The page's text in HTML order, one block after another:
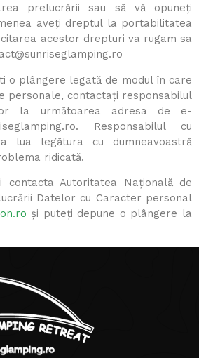
prelucrării sau să vă opuneți
aveți dreptul la portabilitatea
acestor drepturi va rugam sa
o plângere legată de modul în care
personale, contactați responsabilul
la următoarea adresa de e-
. Responsabilul cu
lua legătura cu dumneavoastră
ridicată.
contacta Autoritatea Națională de
Datelor cu Caracter personal
și puteți depune o plângere la